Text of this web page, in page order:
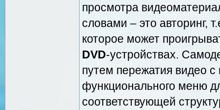
просмотра
словами – это авторинг,
которое может
DVD-устройствах.
путем пережатия видео
функционального меню
соответствующей